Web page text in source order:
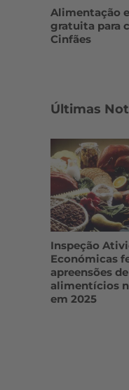
Alimentação
gratuita para
Cinfães
Últimas
Inspeção
Económicas
apreensões
alimentícios
em 2025